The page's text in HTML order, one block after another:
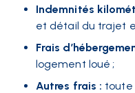
Indemnités
et détail du trajet
Frais
logement loué ;
Autres frais : toute